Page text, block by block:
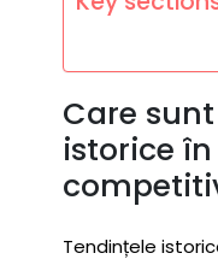
Care
istorice
Tendințele